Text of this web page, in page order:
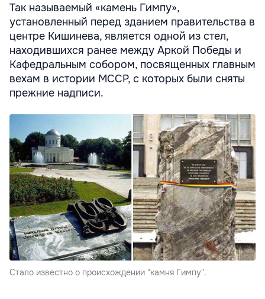
Так называемый «камень Гимпу»,
установленный перед зданием правительства в
центре Кишинева, является одной из стел,
находившихся ранее между Аркой Победы и
Кафедральным собором, посвященных главным
вехам в истории МССР, с которых были сняты
прежние надписи.
Стало известно о происхождении "камня Гимпу".